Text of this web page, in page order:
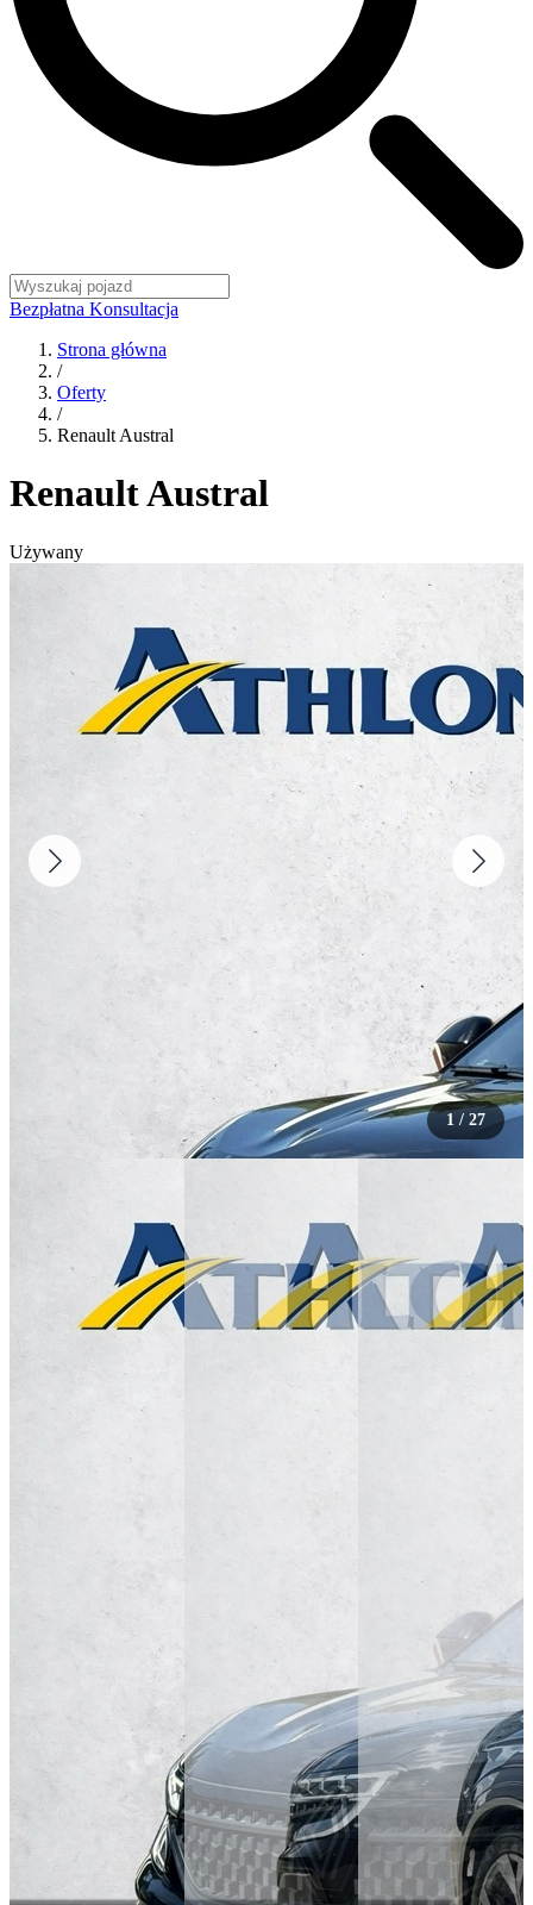
Bezpłatna Konsultacja
Strona główna
/
Oferty
/
Renault Austral
Renault Austral
Używany
1 / 27